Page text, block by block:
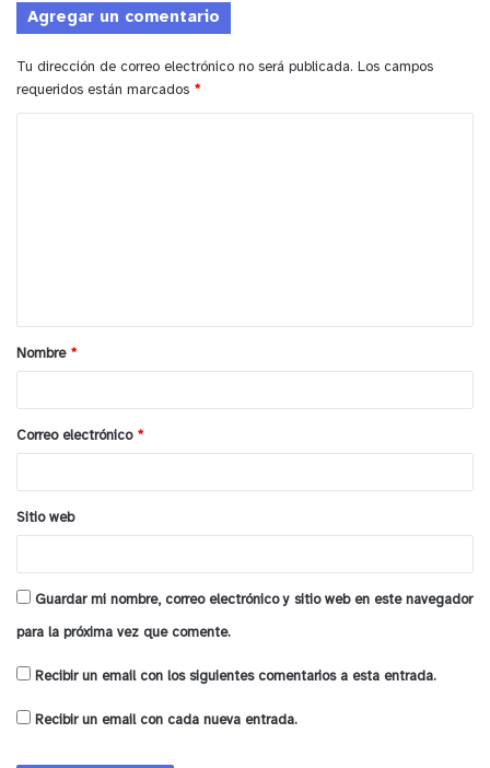
Agregar un comentario
Tu dirección de correo electrónico no será publicada. Los campos
requeridos están marcados *
a
r
*
Nombre *
Correo electrónico *
Sitio web
Guardar mi nombre, correo electrónico y sitio web en este navegador
para la próxima vez que comente.
Recibir un email con los siguientes comentarios a esta entrada.
Recibir un email con cada nueva entrada.